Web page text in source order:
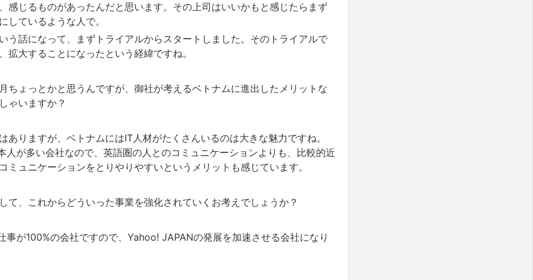
感じるものがあったんだと思います。その上司はいいかもと感じたらまず
しているような人で。
う話になって、まずトライアルからスタートしました。そのトライアルで
拡大することになったという経緯ですね。
ちょっとかと思うんですが、御社が考えるベトナムに進出したメリットな
ゃいますか？
ありますが、ベトナムにはIT人材がたくさんいるのは大きな魅力ですね。
人が多い会社なので、英語圏の人とのコミュニケーションよりも、比較的近
ミュニケーションをとりやりやすいというメリットも感じています。
て、これからどういった事業を強化されていくお考えでしょうか？
事が100%の会社ですので、Yahoo! JAPANの発展を加速させる会社になり